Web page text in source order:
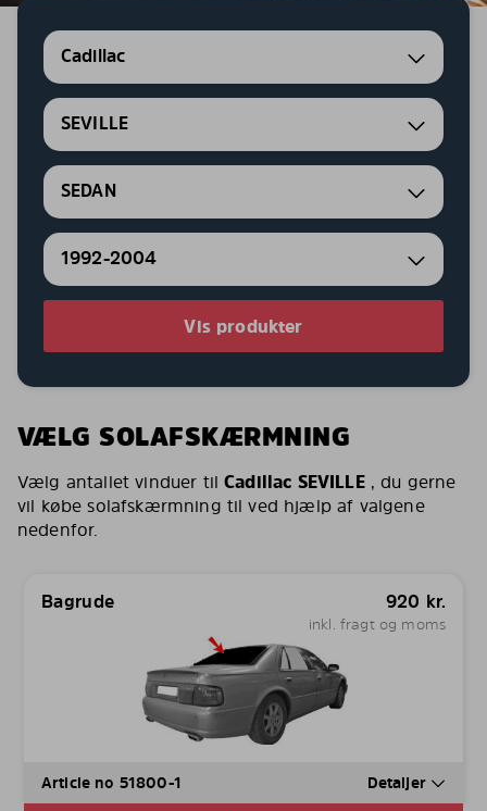
Cadillac
SEVILLE
SEDAN
1992-2004
Vis produkter
VÆLG SOLAFSKÆRMNING
Vælg antallet vinduer tilCadillac SEVILLE, du gerne
vil købe solafskærmning til ved hjælp af valgene
nedenfor.
Bagrude 920 kr.
inkl. fragt og moms
Article no 51800-1 Detaljer